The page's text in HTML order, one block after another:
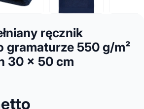
ręcznik
gramaturze 550 g/m²
30 x 50 cm